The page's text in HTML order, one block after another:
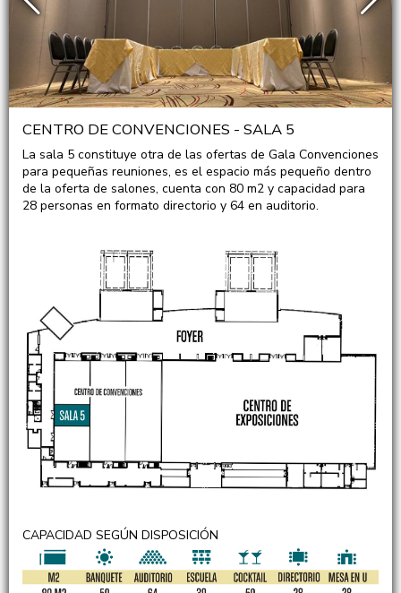
CENTRO DE CONVENCIONES - SALA 5
La sala 5 constituye otra de las ofertas de Gala Convenciones
para pequeñas reuniones, es el espacio más pequeño dentro
de la oferta de salones, cuenta con 80 m2 y capacidad para
28 personas en formato directorio y 64 en auditorio.
CAPACIDAD SEGÚN DISPOSICIÓN